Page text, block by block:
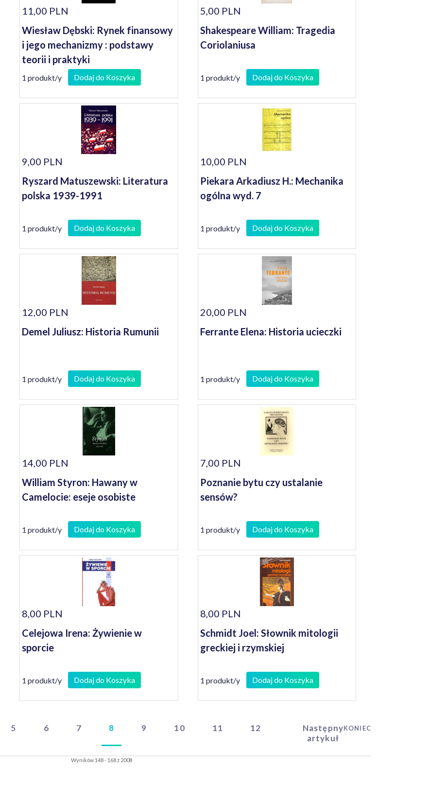
11,00 PLN
Wiesław Dębski: Rynek finansowy
i jego mechanizmy : podstawy
teorii i praktyki
1 produkt/y Dodaj do Koszyka
5,00 PLN
Shakespeare William: Tragedia
Coriolaniusa
1 produkt/y Dodaj do Koszyka
9,00 PLN
Ryszard Matuszewski: Literatura
polska 1939-1991
1 produkt/y Dodaj do Koszyka
10,00 PLN
Piekara Arkadiusz H.: Mechanika
ogólna wyd. 7
1 produkt/y Dodaj do Koszyka
12,00 PLN
Demel Juliusz: Historia Rumunii
1 produkt/y Dodaj do Koszyka
20,00 PLN
Ferrante Elena: Historia ucieczki
1 produkt/y Dodaj do Koszyka
14,00 PLN
William Styron: Hawany w
Camelocie: eseje osobiste
1 produkt/y Dodaj do Koszyka
7,00 PLN
Poznanie bytu czy ustalanie
sensów?
1 produkt/y Dodaj do Koszyka
8,00 PLN
Celejowa Irena: Żywienie w
sporcie
1 produkt/y Dodaj do Koszyka
8,00 PLN
Schmidt Joel: Słownik mitologii
greckiej i rzymskiej
1 produkt/y Dodaj do Koszyka
5 6 7 8 9 10 11 12
Następny
artykuł
KONIEC
Wyników 148 - 168 z 2008